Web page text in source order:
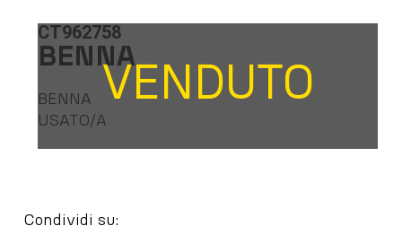
VENDUTO
CT962758
BENNA
BENNA
USATO/A
Condividi su: